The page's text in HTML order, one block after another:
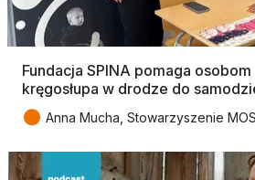
Fundacja SPINA pomaga
kręgosłupa w drodze do
● Anna Mucha, Stowarzyszenie